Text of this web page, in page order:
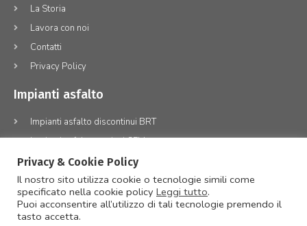
La Storia
Lavora con noi
Contatti
Privacy Policy
Impianti asfalto
Impianti asfalto discontinui BRT
Impianti asfalto continui CEM
Impianti asfalto continui e discontinui mobili
Impianti misto cementato e conglomerato a freddo MCCF
Revamping impianti
Privacy & Cookie Policy
Il nostro sito utilizza cookie o tecnologie simili come
specificato nella cookie policy Leggi tutto.
Puoi acconsentire all’utilizzo di tali tecnologie premendo il
tasto accetta.